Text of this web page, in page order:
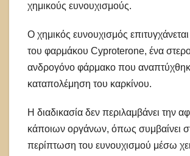
χημικούς ευνουχισμούς.
Ο χημικός ευνουχισμός
του φαρμάκου Cyproterone, ένα
ανδρογόνο φάρμακο που
καταπολέμηση του καρκίνου.
Η διαδικασία δεν περιλαμβάνει την
κάποιων οργάνων, όπως συμβαίνει
περίπτωση του ευνουχισμού μέσω